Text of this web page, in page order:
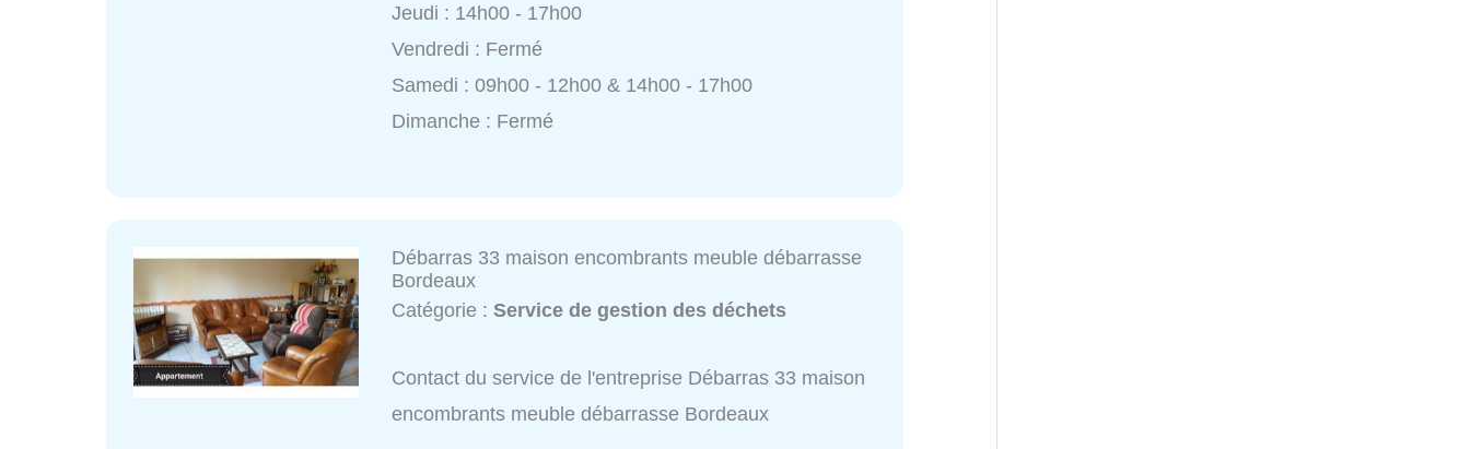
Jeudi : 14h00 - 17h00
Vendredi : Fermé
Samedi : 09h00 - 12h00 & 14h00 - 17h00
Dimanche : Fermé
Débarras 33 maison encombrants meuble débarrasse
Bordeaux
Catégorie :Service de gestion des déchets
Contact du service de l'entreprise Débarras 33 maison
encombrants meuble débarrasse Bordeaux